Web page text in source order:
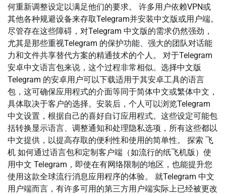
何重新调整设定以满足他们的要求。 许多用户依赖VPN或
其他各种规避设备来存取Telegram并安装中文版或用户端。
尽管存在这些障碍，对Telegram 中文版的需求仍然强劲，
尤其是那些重视Telegram 的保护功能、强大的团队对话能
力和文件共享替代方案的精通技术的个人。 对于Telegram
安卓中文语言包来说，这个过程非常相似。选择中文版
Telegram 的安卓用户可以下载适用于其安卓工具的语言
包，这可确保应用程式的介面等同于简体中文或繁体中文，
具体取决于客户的选择。安装后，个人可以浏览Telegram
中文设置，根据自己的喜好自订应用程式。这些设定可能包
括转换显示语言、调整通知和处理隐私选项，所有这些都以
中文提供，以提高存取的便利性和使用的简单性。 探索 飞
机 如何通过语言包和定制客户端（如流行的纸飞机版）使
用中文 Telegram，即使在有网络限制的地区，也能提升您
使用这款全球流行消息应用程序的体验。 就Telegram 中文
用户端而言，有许多可用的第三方用户端实际上已经被更改